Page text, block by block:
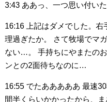
3:43 ああっ、一つ思い付いた
16:16 上記はダメでした。
理過ぎたか。
さて牧場でマ
ない…。
手持ちにやまたの
ンとの2面待ちなのに…
16:55 でたあああああ 最速
間半くらいかかったから、